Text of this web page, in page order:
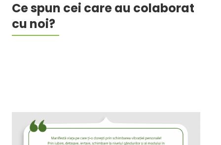
Ce spun cei care au colaborat
cu noi?